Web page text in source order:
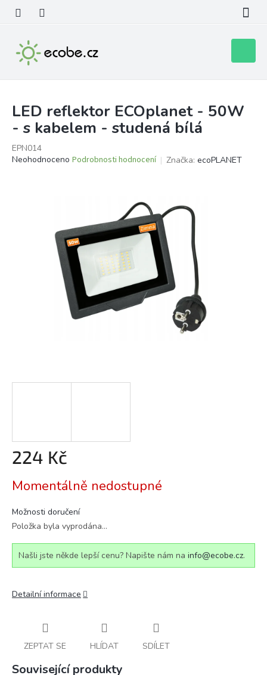
obsah
košík
LED reflektor ECOplanet - 50W
- s kabelem - studená bílá
EPN014
Průměrné
Neohodnoceno Podrobnosti hodnocení Značka: ecoPLANET
224 Kč
cena:
Momentálně nedostupné
Možnosti doručení
Položka byla vyprodána…
Našli jste někde lepší cenu? Napište nám na info@ecobe.cz.
Detailní informace
ZEPTAT SE HLÍDAT SDÍLET
Související produkty